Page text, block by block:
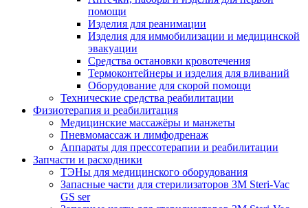
помощи
Изделия для реанимации
Изделия для иммобилизации и медицинской
эвакуации
Средства остановки кровотечения
Термоконтейнеры и изделия для вливаний
Оборудование для скорой помощи
Технические средства реабилитации
Физиотерапия и реабилитация
Медицинские массажёры и манжеты
Пневмомассаж и лимфодренаж
Аппараты для прессотерапии и реабилитации
Запчасти и расходники
ТЭНы для медицинского оборудования
Запасные части для стерилизаторов 3M Steri-Vac
GS ser